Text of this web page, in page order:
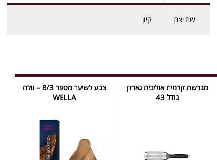
שם יצרן קיון
מברשת קרמית אוליביה גארדן
גודל 43
צבע לשיער מספר 8/3 – וולה
WELLA